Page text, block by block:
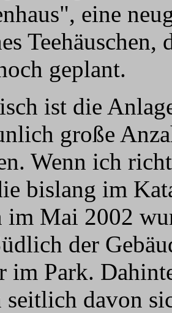
eine
geplant.
ist die
große
Wenn ich
bislang im
im Mai 2002
der
im Park.
seitlich davon